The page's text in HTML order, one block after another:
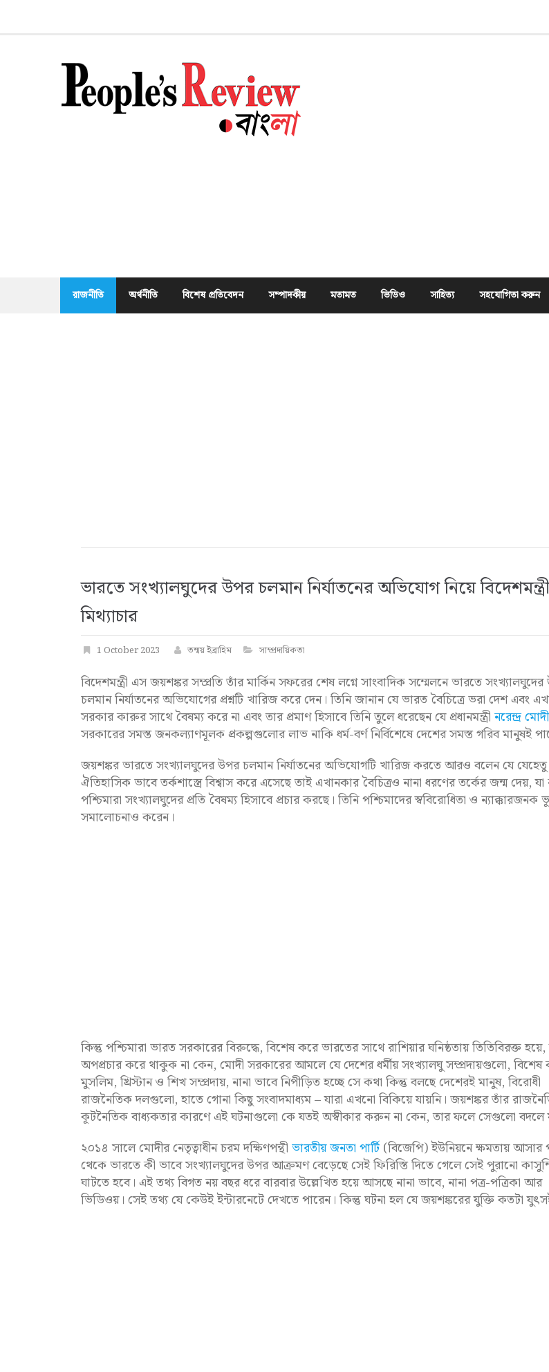
রাজনীতি অর্থনীতি বিশেষ প্রতিবেদন সম্পাদকীয় মতামত ভিডিও সাহিত্য সহযোগিতা করুন
ভারতে সংখ্যালঘুদের উপর চলমান নির্যাতনের অভিযোগ নিয়ে
মিথ্যাচার
1 October 2023 তন্ময় ইব্রাহিম সাম্প্রদায়িকতা
বিদেশমন্ত্রী এস জয়শঙ্কর সম্প্রতি তাঁর মার্কিন সফরের শেষ লগ্নে সাংবাদিক সম্মেলনে ভারতে
চলমান নির্যাতনের অভিযোগের প্রশ্নটি খারিজ করে দেন। তিনি জানান যে ভারত বৈচিত্রে ভরা দেশ এবং
সরকার কারুর সাথে বৈষম্য করে না এবং তার প্রমাণ হিসাবে তিনি তুলে ধরেছেন যে প্রধানমন্ত্রী নরেন্দ্র মোদী
সরকারের সমস্ত জনকল্যাণমূলক প্রকল্পগুলোর লাভ নাকি ধর্ম-বর্ণ নির্বিশেষে দেশের সমস্ত গরিব মানুষই
জয়শঙ্কর ভারতে সংখ্যালঘুদের উপর চলমান নির্যাতনের অভিযোগটি খারিজ করতে আরও বলেন যে
ঐতিহাসিক ভাবে তর্কশাস্ত্রে বিশ্বাস করে এসেছে তাই এখানকার বৈচিত্রও নানা ধরণের তর্কের জন্ম দেয়, যা
পশ্চিমারা সংখ্যালঘুদের প্রতি বৈষম্য হিসাবে প্রচার করছে। তিনি পশ্চিমাদের স্ববিরোধিতা ও ন্যাক্কারজনক
সমালোচনাও করেন।
কিন্তু পশ্চিমারা ভারত সরকারের বিরুদ্ধে, বিশেষ করে ভারতের সাথে রাশিয়ার ঘনিষ্ঠতায় তিতিবিরক্ত
অপপ্রচার করে থাকুক না কেন, মোদী সরকারের আমলে যে দেশের ধর্মীয় সংখ্যালঘু সম্প্রদায়গুলো, বিশেষ
মুসলিম, খ্রিস্টান ও শিখ সম্প্রদায়, নানা ভাবে নিপীড়িত হচ্ছে সে কথা কিন্তু বলছে দেশেরই মানুষ, বিরোধী
রাজনৈতিক দলগুলো, হাতে গোনা কিছু সংবাদমাধ্যম – যারা এখনো বিকিয়ে যায়নি। জয়শঙ্কর তাঁর
কূটনৈতিক বাধ্যকতার কারণে এই ঘটনাগুলো কে যতই অস্বীকার করুন না কেন, তার ফলে সেগুলো বদলে
২০১৪ সালে মোদীর নেতৃত্বাধীন চরম দক্ষিণপন্থী ভারতীয় জনতা পার্টি (বিজেপি) ইউনিয়নে ক্ষমতায় আসার
থেকে ভারতে কী ভাবে সংখ্যালঘুদের উপর আক্রমণ বেড়েছে সেই ফিরিস্তি দিতে গেলে সেই পুরানো
ঘাটতে হবে। এই তথ্য বিগত নয় বছর ধরে বারবার উল্লেখিত হয়ে আসছে নানা ভাবে, নানা পত্র-পত্রিকা আর
ভিডিওয়। সেই তথ্য যে কেউই ইন্টারনেটে দেখতে পারেন। কিন্তু ঘটনা হল যে জয়শঙ্করের যুক্তি কতটা